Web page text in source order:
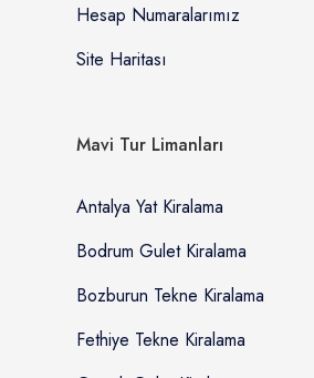
Hesap Numaralarımız
Site Haritası
Mavi Tur Limanları
Antalya Yat Kiralama
Bodrum Gulet Kiralama
Bozburun Tekne Kiralama
Fethiye Tekne Kiralama